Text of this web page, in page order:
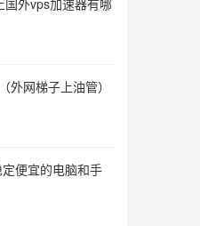
国外vps加速器有哪
外网梯子上油管）
便宜的电脑和手